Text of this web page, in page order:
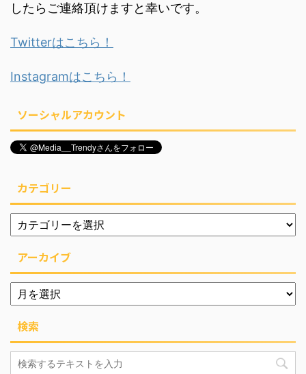
したらご連絡頂けますと幸いです。
Twitterはこちら！
Instagramはこちら！
ソーシャルアカウント
カテゴリー
アーカイブ
検索